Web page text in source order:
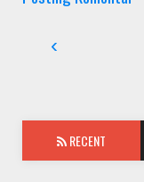
‹
RECENT